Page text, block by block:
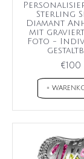
Sterling
Diamant
mit
Foto -
€100
+